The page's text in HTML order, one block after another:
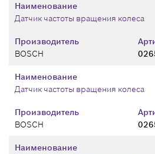
Производитель
BOSCH
Наименование
Датчик частоты вращения колеса
Производитель
BOSCH
Наименование
Датчик частоты вращения колеса
Наименование